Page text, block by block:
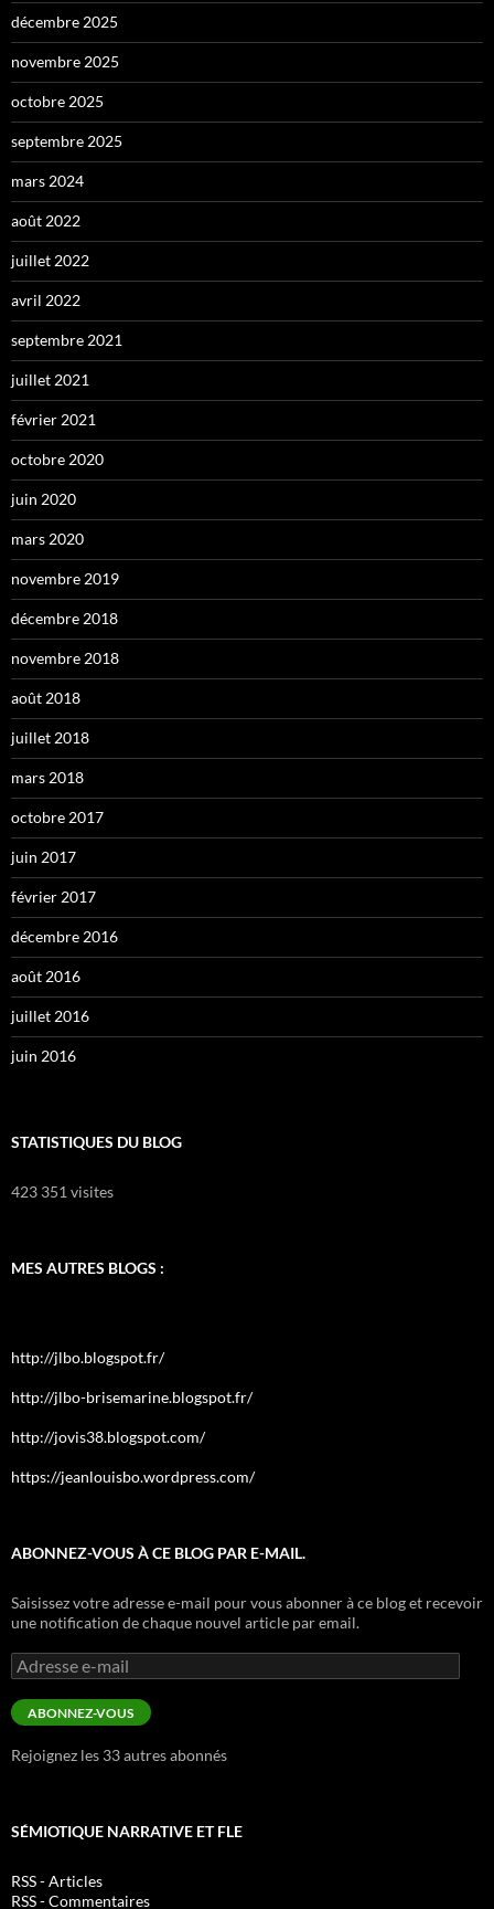
décembre 2025
novembre 2025
octobre 2025
septembre 2025
mars 2024
août 2022
juillet 2022
avril 2022
septembre 2021
juillet 2021
février 2021
octobre 2020
juin 2020
mars 2020
novembre 2019
décembre 2018
novembre 2018
août 2018
juillet 2018
mars 2018
octobre 2017
juin 2017
février 2017
décembre 2016
août 2016
juillet 2016
juin 2016
STATISTIQUES DU BLOG
423 351 visites
MES AUTRES BLOGS :
http://jlbo.blogspot.fr/
http://jlbo-brisemarine.blogspot.fr/
http://jovis38.blogspot.com/
https://jeanlouisbo.wordpress.com/
ABONNEZ-VOUS À CE BLOG PAR E-MAIL.
Saisissez votre adresse e-mail pour vous abonner à ce blog et recevoir
une notification de chaque nouvel article par email.
Adresse
e-
mail
ABONNEZ-VOUS
Rejoignez les 33 autres abonnés
SÉMIOTIQUE NARRATIVE ET FLE
RSS - Articles
RSS - Commentaires